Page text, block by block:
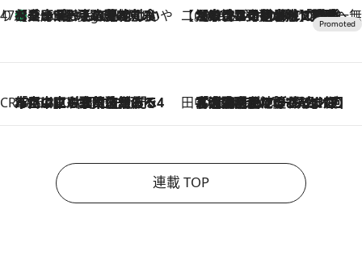
47都道府県の手みやげ ひんやりスイーツで夏を満喫
9 Hours Ago
【兵庫県】この夏絶対食べたい 冷やしておいしいおやつ3選 淡路島の恵みをジェラートに集約 【CREA×星野リゾート】唯一無二。癒しと発見が待つ場所へ
2026.8.7
【トンボの足水浴】ヒノキの香りに包まれて涼感マックス！約13℃の湧水かけ流しを避暑地「星野温泉 トンボの湯」で体験
CREA'S CHOICE
2026.8.7
「立川にも歌舞伎があるんだよ」 片岡仁左衛門・市川中車ら豪華座組みで4年目の立川立飛歌舞伎へ 田中稲の勝手に再ブーム
2026.8.7
「湘南乃風に憧れて」観客大盛上がりの“タオル回し”に、ラッパー顔負けの高速歌唱まで…さだまさし（74）のアグレッシブすぎる現在地
連載 TOP